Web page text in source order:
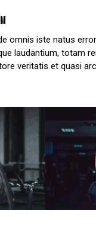
omnis iste natus
laudantium, totam
veritatis et quasi